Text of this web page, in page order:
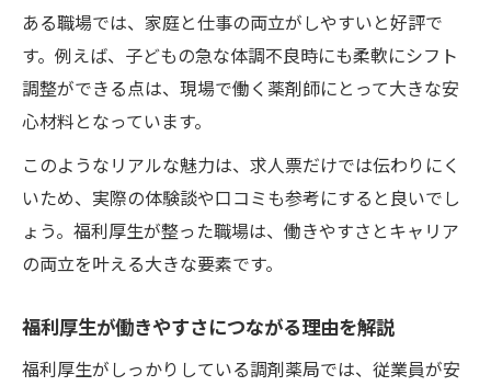
ある職場では、家庭と仕事の両立がしやすいと好評で
す。例えば、子どもの急な体調不良時にも柔軟にシフト
調整ができる点は、現場で働く薬剤師にとって大きな安
心材料となっています。
このようなリアルな魅力は、求人票だけでは伝わりにく
いため、実際の体験談や口コミも参考にすると良いでし
ょう。福利厚生が整った職場は、働きやすさとキャリア
の両立を叶える大きな要素です。
福利厚生が働きやすさにつながる理由を解説
福利厚生がしっかりしている調剤薬局では、従業員が安